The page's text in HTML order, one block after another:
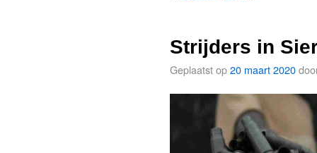
Strijders in
Geplaatst op20 maart 2020